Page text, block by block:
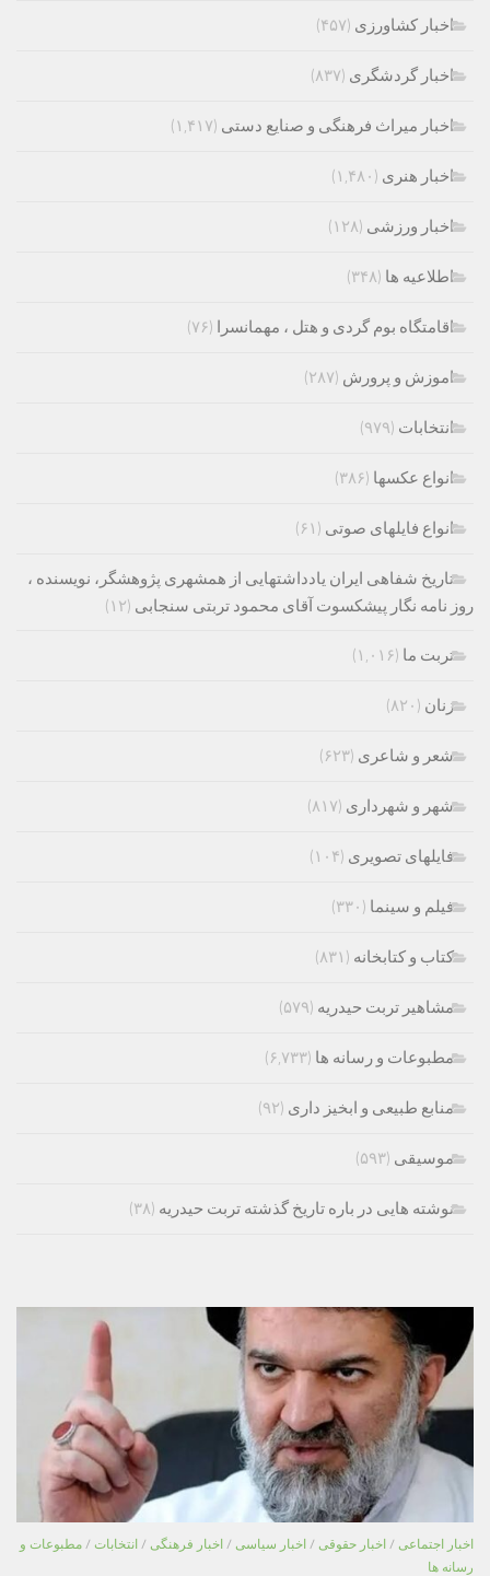
اخبار کشاورزی (۴۵۷)
اخبار گردشگری (۸۳۷)
اخبار میراث فرهنگی و صنایع دستی (۱,۴۱۷)
اخبار هنری (۱,۴۸۰)
اخبار ورزشی (۱۲۸)
اطلاعیه ها (۳۴۸)
اقامتگاه بوم گردی و هتل ، مهمانسرا (۷۶)
اموزش و پرورش (۲۸۷)
انتخابات (۹۷۹)
انواع عکسها (۳۸۶)
انواع فایلهای صوتی (۶۱)
تاریخ شفاهی ایران یادداشتهایی از همشهری پژوهشگر، نویسنده ،
روز نامه نگار پیشکسوت آقای محمود تربتی سنجابی (۱۲)
تربت ما (۱,۰۱۶)
زنان (۸۲۰)
شعر و شاعری (۶۲۳)
شهر و شهرداری (۸۱۷)
فایلهای تصویری (۱۰۴)
فیلم و سینما (۳۳۰)
کتاب و کتابخانه (۸۳۱)
مشاهیر تربت حیدریه (۵۷۹)
مطبوعات و رسانه ها (۶,۷۳۳)
منابع طبیعی و ابخیز داری (۹۲)
موسیقی (۵۹۳)
نوشته هایی در باره تاریخ گذشته تربت حیدریه (۳۸)
اخبار اجتماعی / اخبار حقوقی / اخبار سیاسی / اخبار فرهنگی / انتخابات / مطبوعات و
رسانه ها